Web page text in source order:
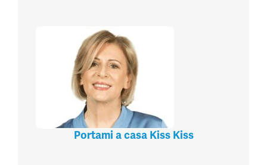
Portami a casa Kiss Kiss